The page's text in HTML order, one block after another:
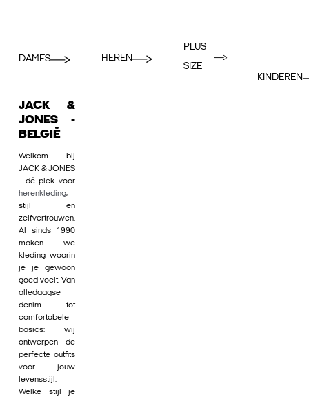
DAMES HEREN
PLUS
SIZE
KINDEREN
JACK &
JONES -
BELGIË
Welkom bij
JACK & JONES
- dé plek voor
herenkleding,
stijl en
zelfvertrouwen.
Al sinds 1990
maken we
kleding waarin
je je gewoon
goed voelt. Van
alledaagse
denim tot
comfortabele
basics: wij
ontwerpen de
perfecte outfits
voor jouw
levensstijl.
Welke stijl je